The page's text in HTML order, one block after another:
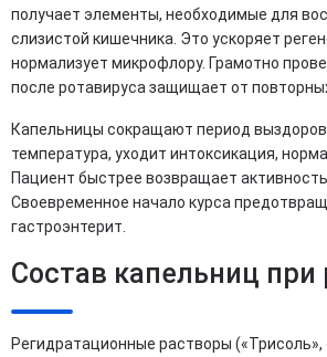
получает элементы, необходимые для
слизистой кишечника. Это ускоряет
нормализует микрофлору. Грамотно
после ротавируса защищает от
Капельницы сокращают период
температура, уходит интоксикация,
Пациент быстрее возвращает активность
Своевременное начало курса
гастроэнтерит.
Состав капельниц при
Регидратационные растворы («Трисоль»,